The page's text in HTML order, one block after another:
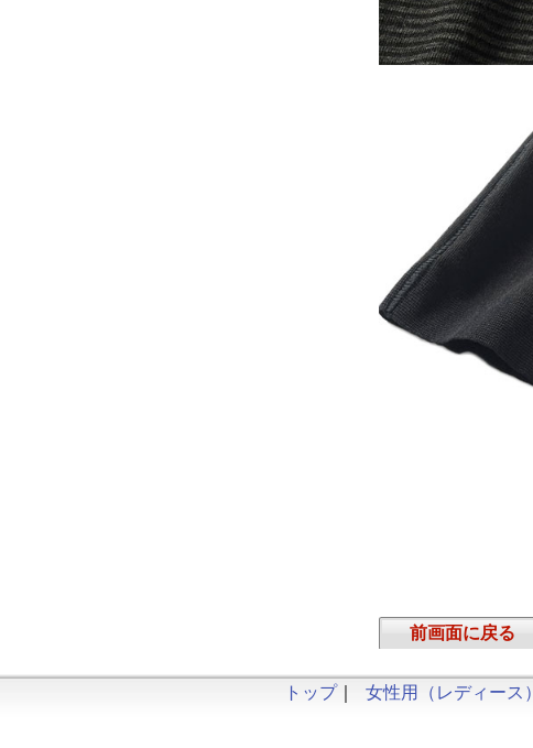
前画面に戻る
トップ｜ 女性用（レディース）